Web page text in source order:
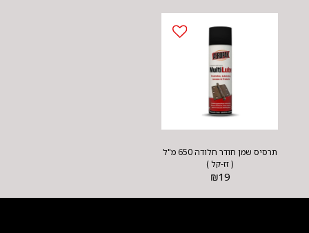
תרסיס שמן חודר חלודה 650 מ"ל
( זז-קל )
₪19